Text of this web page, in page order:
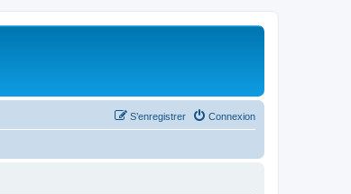
Connexion
S’enregistrer